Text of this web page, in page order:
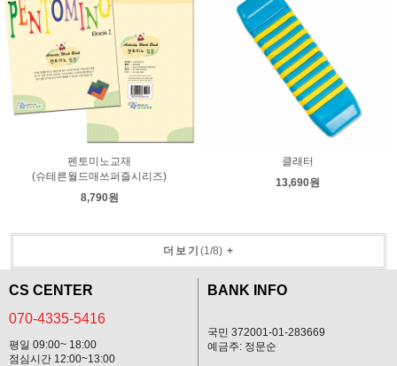
펜토미노교재
(슈테른월드매쓰퍼즐시리즈)
8,790원
클래터
13,690원
더보기 (1/8)+
CS CENTER
070-4335-5416
평일 09:00~ 18:00
점심시간 12:00~13:00
BANK INFO
국민 372001-01-283669
예금주: 정문순